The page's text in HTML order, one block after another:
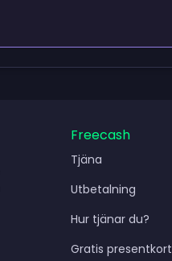
Freecash
Tjäna
Utbetalning
Hur tjänar du?
Gratis presentkort